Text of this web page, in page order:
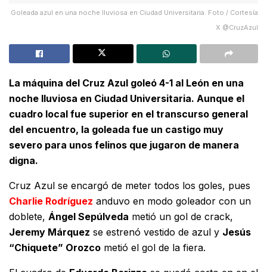
Goleada azul en una noche lluviosa en Ciudad Universitaria. Foto / Cortesía
X @CruzAzul
La máquina del Cruz Azul goleó 4-1 al León en una
noche lluviosa en Ciudad Universitaria. Aunque el
cuadro local fue superior en el transcurso general
del encuentro, la goleada fue un castigo muy
severo para unos felinos que jugaron de manera
digna.
Cruz Azul se encargó de meter todos los goles, pues
Charlie Rodríguez anduvo en modo goleador con un
doblete, Ángel Sepúlveda metió un gol de crack,
Jeremy Márquez se estrenó vestido de azul y Jesús
“Chiquete” Orozco metió el gol de la fiera.